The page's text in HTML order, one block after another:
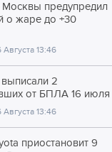
Москвы предупредил
о жаре до +30
Августа 13:46
2
от БПЛА 16 июля
Августа 13:46
приостановит 9